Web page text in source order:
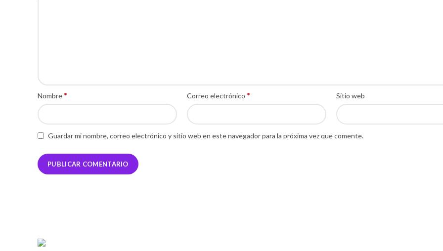
Nombre* Correo electrónico* Sitio web
Guardar mi nombre, correo electrónico y sitio web en este navegador para la próxima vez que comente.